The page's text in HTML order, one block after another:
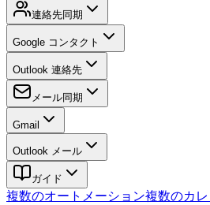
連絡先同期
Google コンタクト
Outlook 連絡先
メール同期
Gmail
Outlook メール
ガイド
複数のオートメーション複数のカ